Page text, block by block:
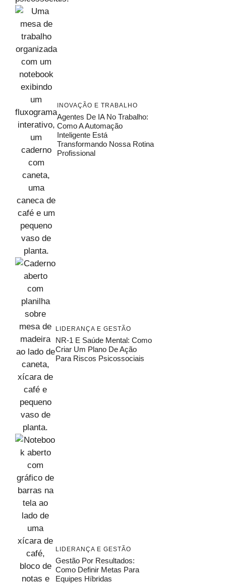
INOVAÇÃO E TRABALHO
Agentes De IA No Trabalho:
Como A Automação
Inteligente Está
Transformando Nossa Rotina
Profissional
LIDERANÇA E GESTÃO
NR-1 E Saúde Mental: Como
Criar Um Plano De Ação
Para Riscos Psicossociais
LIDERANÇA E GESTÃO
Gestão Por Resultados:
Como Definir Metas Para
Equipes Híbridas